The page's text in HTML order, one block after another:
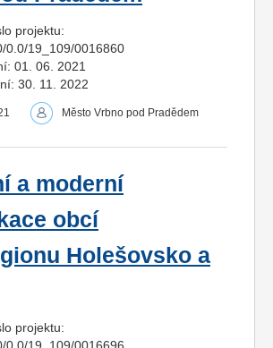
projektu:
0.0/19_109/0016860
01. 06. 2021
30. 11. 2022
Město Vrbno pod Pradědem
a moderní
obcí
Holešovsko a
projektu: